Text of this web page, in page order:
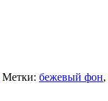
Метки: бежевый фон,